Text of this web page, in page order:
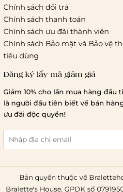
Hồ Chí Minh:
Hà Nội và các tỉnh thành khá
Lưu ý chung về chính sách
1 triệu đồng
giao hàng trong ngày
giao hàng tiêu chuẩn
toàn quốc.
Chính sách đổi trả
Chính sách thanh toán
Chính sách ưu đãi thành viên
Chính sách Bảo mật và Bảo vệ
tiêu dùng
Đăng ký lấy mã giảm giá
Giảm 10% cho lần mua hàng đầu
là người đầu tiên biết về bán
ưu đãi độc quyền!
Bản quyền thuộc về
Bralette's House. GPDK số